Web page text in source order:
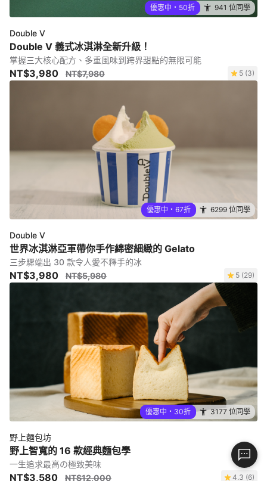
優惠中・50折 941 位同學
Double V
Double V 義式冰淇淋全新升級！
掌握三大核心配方、多重風味到跨界甜點的無限可能
NT$3,980 NT$7,980 5 (3)
優惠中・67折 6299 位同學
Double V
世界冰淇淋亞軍帶你手作綿密細緻的 Gelato
三步驟端出 30 款令人愛不釋手的冰
NT$3,980 NT$5,980 5 (29)
優惠中・30折 3177 位同學
野上麵包坊
野上智寬的 16 款經典麵包學
一生追求最高の極致美味
NT$3,580 NT$12,000 4.3 (6)